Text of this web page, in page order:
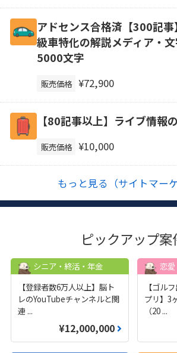
アドセンス合格済【300記
級車特化の解説メディア・
5000文字
販売価格 ¥72,900
【80記事以上】ライブ情報
販売価格 ¥10,000
もっと見る（サイトマーケ
ピックアップ案
シニア・終活・年金
【登録者数6万人以上】脳ト
レのYouTubeチャンネルと関
連 ...
¥12,000,000
恋
【ゴル
プリ】3
（20 ...